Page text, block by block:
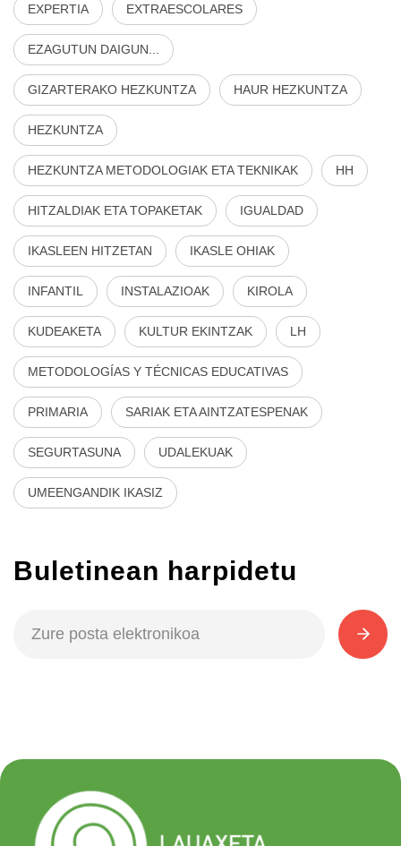
EXPERTIA EXTRAESCOLARES
EZAGUTUN DAIGUN...
GIZARTERAKO HEZKUNTZA HAUR HEZKUNTZA
HEZKUNTZA
HEZKUNTZA METODOLOGIAK ETA TEKNIKAK HH
HITZALDIAK ETA TOPAKETAK IGUALDAD
IKASLEEN HITZETAN IKASLE OHIAK
INFANTIL INSTALAZIOAK KIROLA
KUDEAKETA KULTUR EKINTZAK LH
METODOLOGÍAS Y TÉCNICAS EDUCATIVAS
PRIMARIA SARIAK ETA AINTZATESPENAK
SEGURTASUNA UDALEKUAK
UMEENGANDIK IKASIZ
Buletinean harpidetu